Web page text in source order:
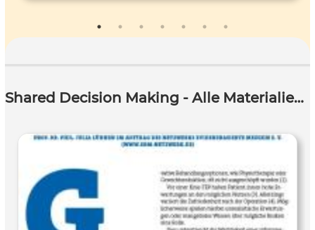
Shared Decision Making - Alle Materialien (16)